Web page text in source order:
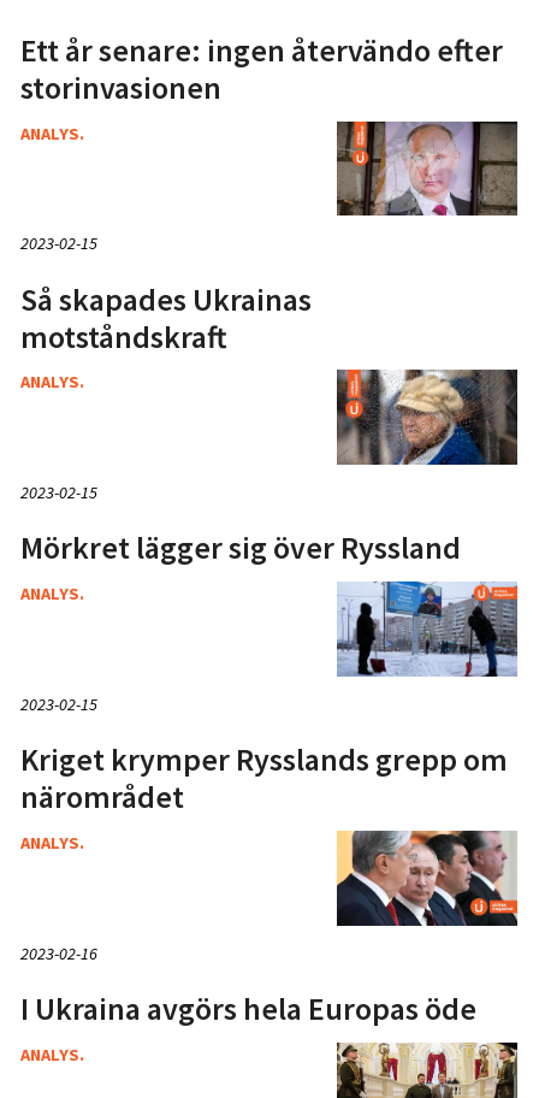
Ett år senare: ingen återvändo efter
storinvasionen
ANALYS.
2023-02-15
Så skapades Ukrainas
motståndskraft
ANALYS.
2023-02-15
Mörkret lägger sig över Ryssland
ANALYS.
2023-02-15
Kriget krymper Rysslands grepp om
närområdet
ANALYS.
2023-02-16
I Ukraina avgörs hela Europas öde
ANALYS.